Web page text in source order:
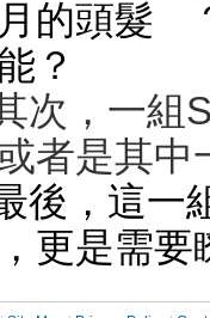
的頭髮
一組
者是其
後，這一
更是需要